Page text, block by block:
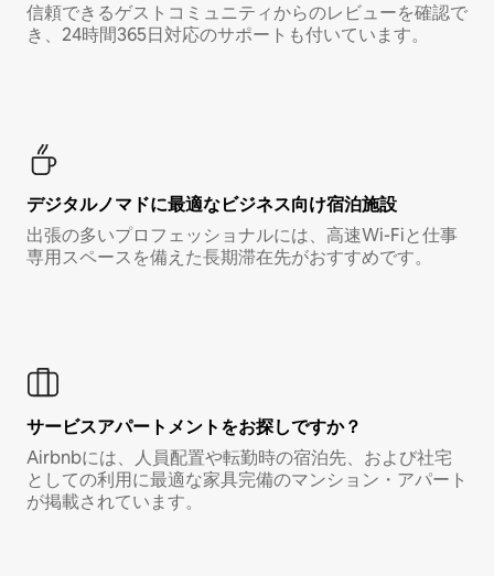
信頼できるゲストコミュニティからのレビューを確認で
き、24時間365日対応のサポートも付いています。
デジタルノマド⁠に最⁠適⁠なビ⁠ジ⁠ネ⁠ス⁠向⁠け宿⁠泊⁠施⁠設
出張の多いプロフェッショナルには、高速Wi-Fiと仕事
専用スペースを備えた長期滞在先がおすすめです。
サービスアパートメントをお探しですか？
Airbnbには、人員配置や転勤時の宿泊先、および社宅
としての利用に最適な家具完備のマンション・アパート
が掲載されています。